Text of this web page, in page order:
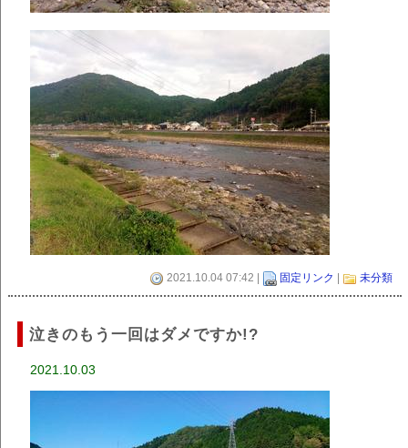
2021.10.04 07:42 | 固定リンク 未分類
泣きのもう一回はダメですか!?
2021.10.03